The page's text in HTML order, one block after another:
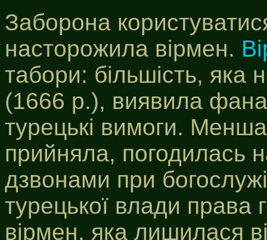
Заборона
насторожила вірмен.
табори: більшість,
(1666 р.), виявила
турецькі вимоги.
прийняла, погодилась
дзвонами при
турецької влади
вірмен, яка лишилася